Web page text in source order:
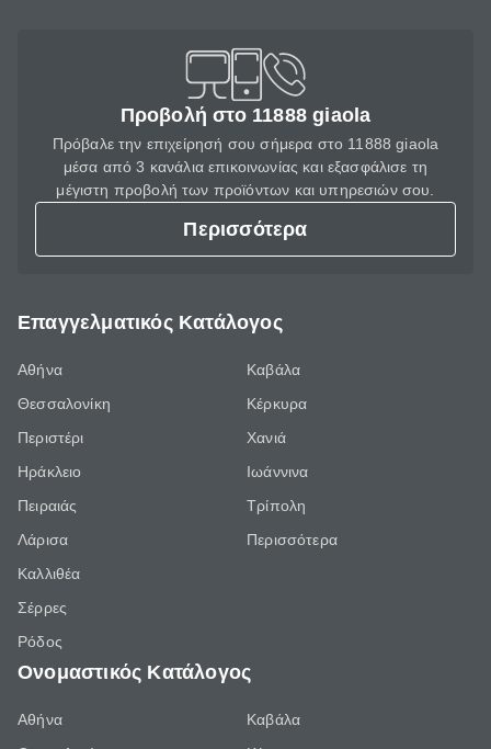
Προβολή στο 11888 giaola
Πρόβαλε την επιχείρησή σου σήμερα στο 11888 giaola
μέσα από 3 κανάλια επικοινωνίας και εξασφάλισε τη
μέγιστη προβολή των προϊόντων και υπηρεσιών σου.
Περισσότερα
Επαγγελματικός Κατάλογος
Αθήνα
Θεσσαλονίκη
Περιστέρι
Ηράκλειο
Πειραιάς
Λάρισα
Καλλιθέα
Σέρρες
Ρόδος
Καβάλα
Κέρκυρα
Χανιά
Ιωάννινα
Τρίπολη
Περισσότερα
Ονομαστικός Κατάλογος
Αθήνα
Καβάλα